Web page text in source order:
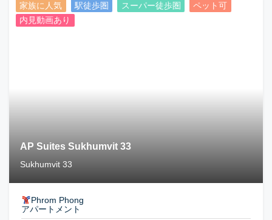
家族に人気 駅徒歩圏 スーパー徒歩圏
ペット可
内見動画あり
AP Suites Sukhumvit 33
Sukhumvit 33
Phrom Phong
アパートメント